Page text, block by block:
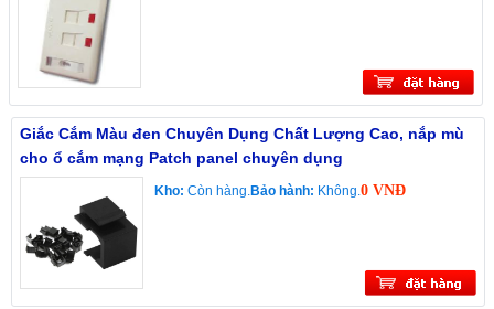
Giắc Cắm Màu đen Chuyên Dụng Chất Lượng Cao, nắp mù
cho ổ cắm mạng Patch panel chuyên dụng
Kho: Còn hàng.Bảo hành: Không.0 VNĐ